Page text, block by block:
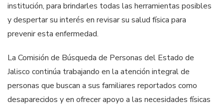
institución, para brindarles todas las herramientas posibles
y despertar su interés en revisar su salud física para
prevenir esta enfermedad.
La Comisión de Búsqueda de Personas del Estado de
Jalisco continúa trabajando en la atención integral de
personas que buscan a sus familiares reportados como
desaparecidos y en ofrecer apoyo a las necesidades físicas